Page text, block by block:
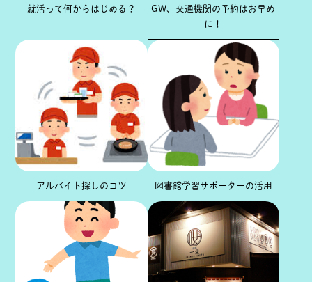
就活って何からはじめる？
GW、交通機関の予約はお早め
に！
アルバイト探しのコツ 図書館学習サポーターの活用